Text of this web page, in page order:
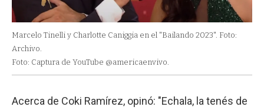
Marcelo Tinelli y Charlotte Caniggia en el "Bailando 2023". Foto:
Archivo.
Foto: Captura de YouTube @americaenvivo.
Acerca de Coki Ramírez, opinó: "Echala, la tenés de